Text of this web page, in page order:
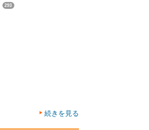
293
続きを見る